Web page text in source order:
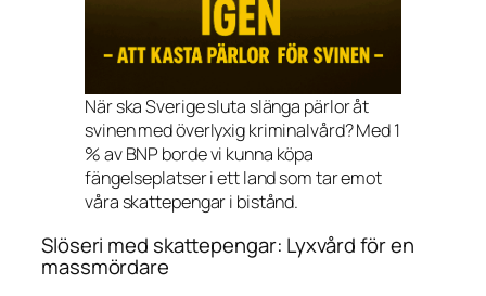
När ska Sverige sluta slänga pärlor åt
svinen med överlyxig kriminalvård? Med 1
% av BNP borde vi kunna köpa
fängelseplatser i ett land som tar emot
våra skattepengar i bistånd.
Slöseri med skattepengar: Lyxvård för en
massmördare